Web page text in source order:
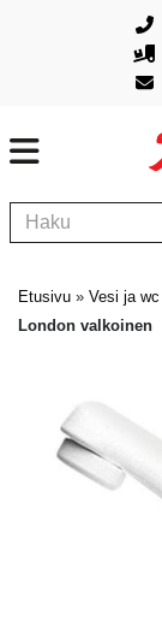
Etusivu » Vesi ja wc
London valkoinen